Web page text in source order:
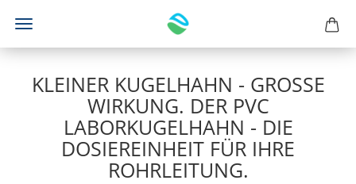
KLEINER KUGELHAHN - GROSSE W
IRKUNG. DER PVC L
ABORKUGELHAHN - DIE D
OSIEREINHEIT FÜR IHRE R
OHRLEITUNG.